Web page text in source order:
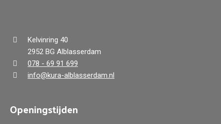
Kelvinring 40
2952 BG Alblasserdam
078 - 69 91 699
info@kura-alblasserdam.nl
Openingstijden